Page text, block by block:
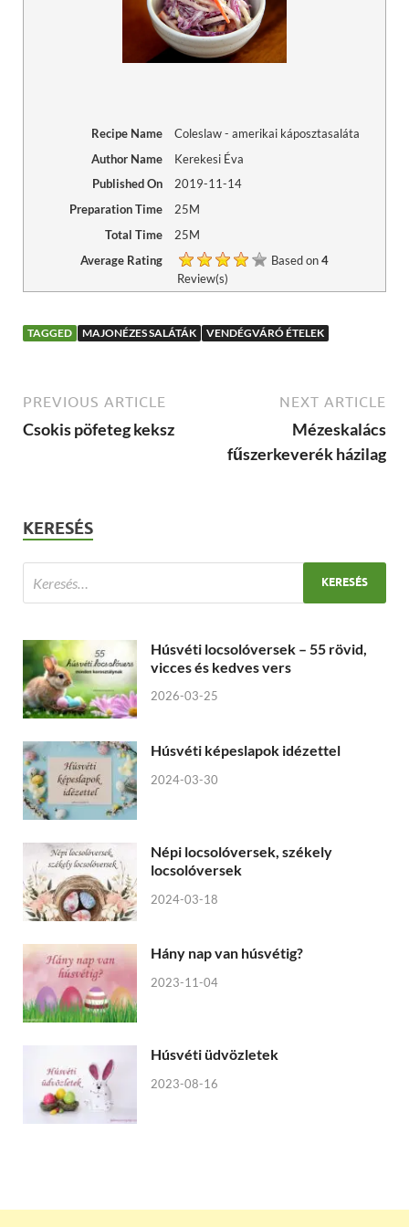
Recipe Name
Coleslaw - amerikai káposztasaláta
Author Name
Kerekesi Éva
Published On
2019-11-14
Preparation Time
25M
Total Time
25M
Average Rating
Based on4
Review(s)
TAGGED MAJONÉZES SALÁTÁK VENDÉGVÁRÓ ÉTELEK
PREVIOUS ARTICLE
Csokis pöfeteg keksz
NEXT ARTICLE
Mézeskalács
fűszerkeverék házilag
KERESÉS
Húsvéti locsolóversek – 55 rövid,
vicces és kedves vers
2026-03-25
Húsvéti képeslapok idézettel
2024-03-30
Népi locsolóversek, székely
locsolóversek
2024-03-18
Hány nap van húsvétig?
2023-11-04
Húsvéti üdvözletek
2023-08-16